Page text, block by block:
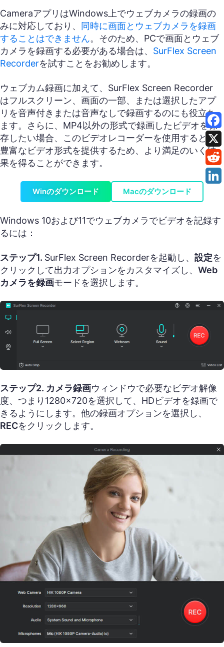
CameraアプリはWindows上でウェブカメラの録画の
みに対応しており、
同時に画面とウェブカメラを録画
することはできません。そのため、PCで画面とウェブ
カメラを録画する必要がある場合は、 SurFlex Screen
Recorderを試すことをお勧めします。
ウェブカム録画に加えて、SurFlex Screen Recorder
はフルスクリーン、画面の一部、または選択したアプ
リを音声付きまたは音声なしで録画するのにも役立ち
ます。さらに、MP4以外の形式で録画したビデオを保
存したい場合、このビデオレコーダーを使用すると、
豊富なビデオ形式を提供するため、より満足のいく結
果を得ることができます。
Winのダウンロード Macのダウンロード
Windows 10および11でウェブカメラでビデオを記録す
るには：
ステップ1. SurFlex Screen Recorderを起動し、 設定を
クリックして出力オプションをカスタマイズし、 Web
カメラを録画モードを選択します。
ステップ2. カメラ録画ウィンドウで必要なビデオ解像
度、つまり1280×720を選択して、HDビデオを録画で
きるようにします。他の録画オプションを選択し、
RECをクリックします。